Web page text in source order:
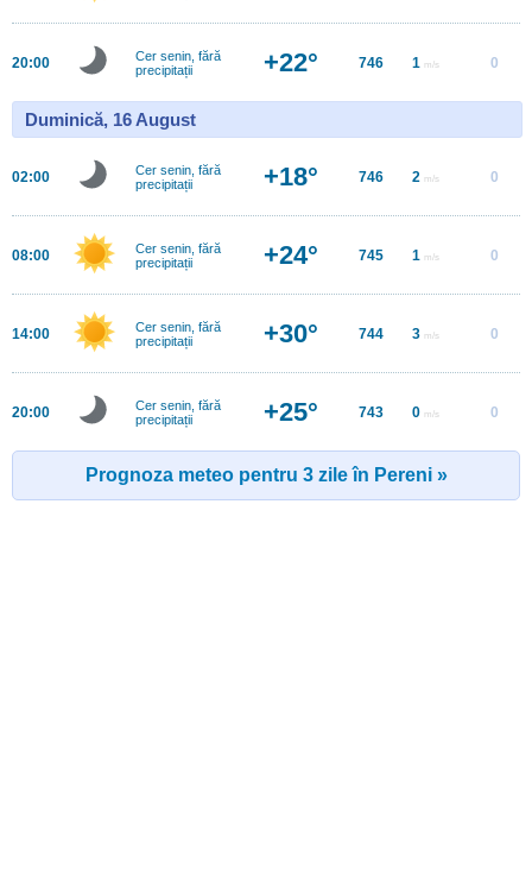
20:00
Cer senin, fără
precipitații
+22° 746 1 m/s 0
Duminică, 16 August
02:00
Cer senin, fără
precipitații
+18° 746 2 m/s 0
08:00
Cer senin, fără
precipitații
+24° 745 1 m/s 0
14:00
Cer senin, fără
precipitații
+30° 744 3 m/s 0
20:00
Cer senin, fără
precipitații
+25° 743 0 m/s 0
Prognoza meteo pentru 3 zile în Pereni »